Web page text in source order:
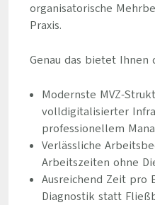
organisatorische
Praxis.
Genau das bietet Ihnen
Modernste MVZ-
volldigitalisierter
professionellem
Verlässliche
Arbeitszeiten ohne
Ausreichend Zeit pro
Diagnostik statt